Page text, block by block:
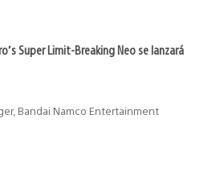
Super Limit-Breaking Neo se lanzará
Bandai Namco Entertainment